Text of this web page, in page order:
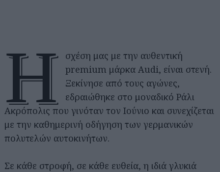
Η
σχέση μας με την αυθεντική
premium μάρκα Audi, είναι στενή.
Ξεκίνησε από τους αγώνες,
εδραιώθηκε στο μοναδικό Ράλι
Ακρόπολις που γινόταν τον Ιούνιο και συνεχίζεται
με την καθημερινή οδήγηση των γερμανικών
πολυτελών αυτοκινήτων.
Σε κάθε στροφή, σε κάθε ευθεία, η ιδιά γλυκιά